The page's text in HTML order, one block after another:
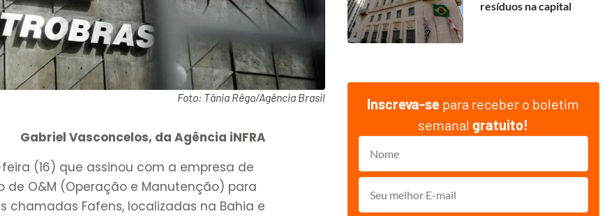
Foto: Tânia Rêgo/Agência Brasil
Gabriel Vasconcelos, da Agência iNFRA
(16) que assinou com a empresa de
O&M (Operação e Manutenção) para
chamadas Fafens, localizadas na Bahia e
resíduos na capital
Inscreva-se para receber o boletim
semanalgratuito!